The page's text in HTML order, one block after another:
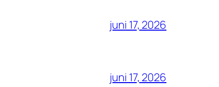
juni 17, 2026
juni 17, 2026